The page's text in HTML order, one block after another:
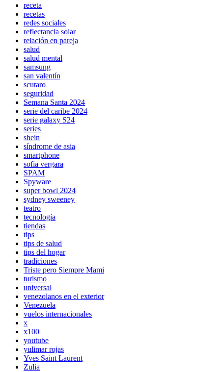
receta
recetas
redes sociales
reflectancia solar
relación en pareja
salud
salud mental
samsung
san valentín
scutaro
seguridad
Semana Santa 2024
serie del caribe 2024
serie galaxy S24
series
shein
síndrome de asia
smartphone
sofia vergara
SPAM
Spyware
super bowl 2024
sydney sweeney
teatro
tecnología
tiendas
tips
tips de salud
tips del hogar
tradiciones
Triste pero Siempre Mami
turismo
universal
venezolanos en el exterior
Venezuela
vuelos internacionales
x
x100
youtube
yulimar rojas
Yves Saint Laurent
Zulia